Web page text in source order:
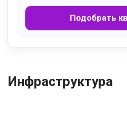
Подобрать
Инфраструктура